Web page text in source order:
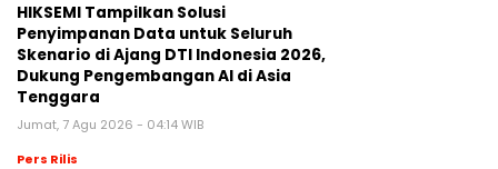
HIKSEMI Tampilkan Solusi
Penyimpanan Data untuk Seluruh
Skenario di Ajang DTI Indonesia 2026,
Dukung Pengembangan AI di Asia
Tenggara
Jumat, 7 Agu 2026 - 04:14 WIB
Pers Rilis